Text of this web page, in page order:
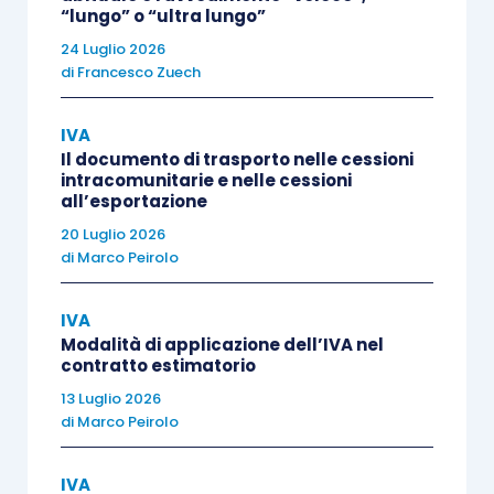
presentata dal richiedente,
forma cartacea
quest’ultimo, infatti, in base al provvedimento
5.1.1) è l’
Ufficio competente a gestire tutte le
istanze di rimborso, sia dei soggetti comunitari
che di quelli extracomunitari.
L’istanza deve essere predisposta utilizzando il
modello IVA 79
dell’Agenzia delle Entrate 29 aprile 2010, e inviata
per postaraccomandata A/R
contrassegnata a mano entro e non oltre il 30
“lungo” o “ultra lungo”
24 Luglio 2026
di Francesco Zuech
IVA
Il documento di trasporto nelle cessioni
intracomunitarie e nelle cessioni
all’esportazione
20 Luglio 2026
di Marco Peirolo
IVA
Modalità di applicazione dell’IVA nel
contratto estimatorio
13 Luglio 2026
di Marco Peirolo
IVA